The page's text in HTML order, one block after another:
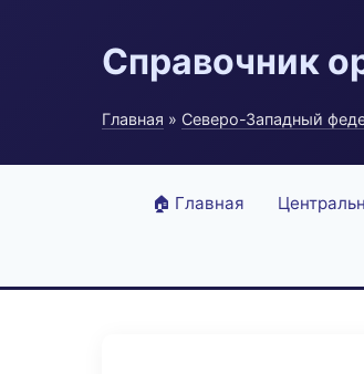
Справочник
Главная » Северо-Западный
🏠 Главная